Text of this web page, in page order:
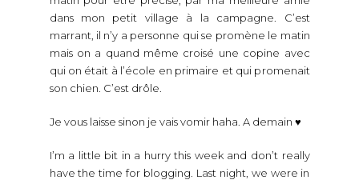
dans mon petit village à la campagne. C’est
marrant, il n’y a personne qui se promène le matin
mais on a quand même croisé une copine avec
qui on était à l’école en primaire et qui promenait
son chien. C’est drôle.
Je vous laisse sinon je vais vomir haha. A demain ♥
I’m a little bit in a hurry this week and don’t really
have the time for blogging. Last night, we were in